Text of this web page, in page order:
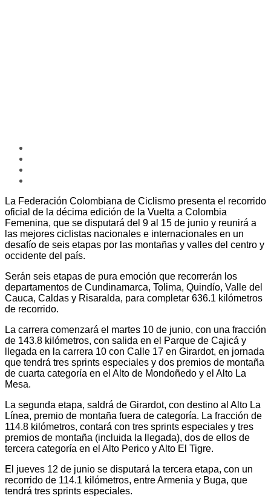
La Federación Colombiana de Ciclismo presenta el recorrido
oficial de la décima edición de la Vuelta a Colombia
Femenina, que se disputará del 9 al 15 de junio y reunirá a
las mejores ciclistas nacionales e internacionales en un
desafío de seis etapas por las montañas y valles del centro y
occidente del país.
Serán seis etapas de pura emoción que recorrerán los
departamentos de Cundinamarca, Tolima, Quindío, Valle del
Cauca, Caldas y Risaralda, para completar 636.1 kilómetros
de recorrido.
La carrera comenzará el martes 10 de junio, con una fracción
de 143.8 kilómetros, con salida en el Parque de Cajicá y
llegada en la carrera 10 con Calle 17 en Girardot, en jornada
que tendrá tres sprints especiales y dos premios de montaña
de cuarta categoría en el Alto de Mondoñedo y el Alto La
Mesa.
La segunda etapa, saldrá de Girardot, con destino al Alto La
Línea, premio de montaña fuera de categoría. La fracción de
114.8 kilómetros, contará con tres sprints especiales y tres
premios de montaña (incluida la llegada), dos de ellos de
tercera categoría en el Alto Perico y Alto El Tigre.
El jueves 12 de junio se disputará la tercera etapa, con un
recorrido de 114.1 kilómetros, entre Armenia y Buga, que
tendrá tres sprints especiales.